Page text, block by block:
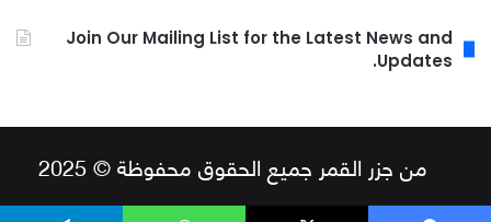
Join Our Mailing List for the Latest News and
Updates.
من جزر القمر جميع الحقوق محفوظة © 2025